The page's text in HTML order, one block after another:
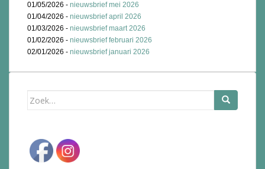
01/05/2026 - nieuwsbrief mei 2026
01/04/2026 - nieuwsbrief april 2026
01/03/2026 - nieuwsbrief maart 2026
01/02/2026 - nieuwsbrief februari 2026
02/01/2026 - nieuwsbrief januari 2026
Zoek